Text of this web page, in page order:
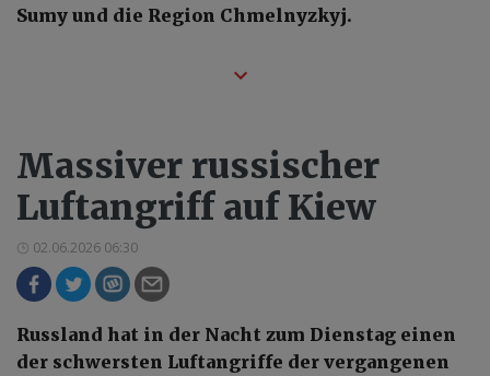
Sumy und die Region Chmelnyzkyj.
Massiver russischer
Luftangriff auf Kiew
02.06.2026 06:30
Russland hat in der Nacht zum Dienstag einen
der schwersten Luftangriffe der vergangenen